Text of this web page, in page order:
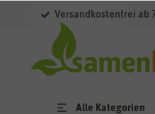
Versandkostenfrei ab
Alle Kategorien
Filter